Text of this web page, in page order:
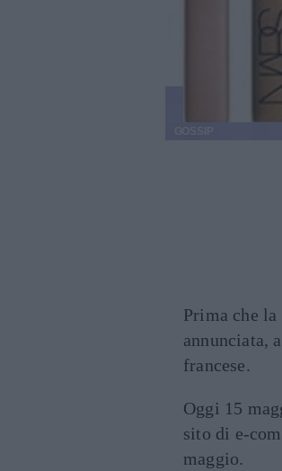
Prima che
annunciata,
francese.
Oggi 15
sito di e-
maggio.